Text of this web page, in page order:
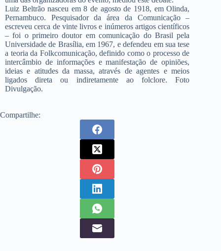
Luiz Beltrão nasceu em 8 de agosto de 1918, em Olinda,
Pernambuco. Pesquisador da área da Comunicação –
escreveu cerca de vinte livros e inúmeros artigos científicos
– foi o primeiro doutor em comunicação do Brasil pela
Universidade de Brasília, em 1967, e defendeu em sua tese
a teoria da Folkcomunicação, definido como o processo de
intercâmbio de informações e manifestação de opiniões,
ideias e atitudes da massa, através de agentes e meios
ligados direta ou indiretamente ao folclore. Foto
Divulgação.
Compartilhe: